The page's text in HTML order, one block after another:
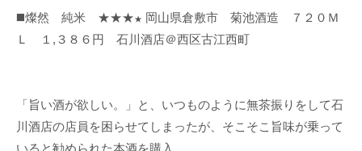
◼️燦然 純米 ★★★★ 岡山県倉敷市 菊池酒造 ７２０Ｍ
Ｌ １,３８６円 石川酒店＠西区古江西町
「旨い酒が欲しい。」と、いつものように無茶振りをして石
川酒店の店員を困らせてしまったが、そこそこ旨味が乗って